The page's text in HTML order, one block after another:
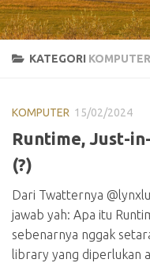
KATEGORI KOMPUTER
KOMPUTER 15/02/2024
Runtime, Just-
(?)
Dari Twatternya
jawab yah: Apa itu
sebenarnya nggak
library yang diperlukan